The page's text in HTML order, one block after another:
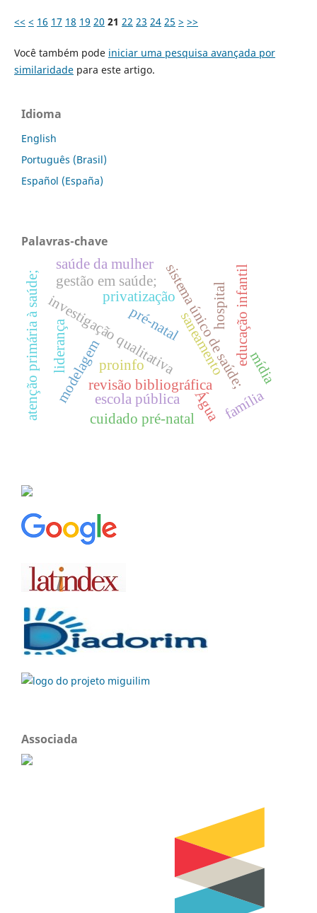
<< < 16 17 18 19 20 21 22 23 24 25 > >>
Você também pode iniciar uma pesquisa avançada por
similaridadepara este artigo.
Idioma
English
Português (Brasil)
Español (España)
Palavras-chave
investigação qualitativasaneamento
sistema único de saúde;
educação infantil
revisão bibliográfica
modelagem
privatização
Água
gestão em saúde;
mídia
proinfo
escola pública
atenção primária à saúde;
saúde da mulher
liderança
hospital
pré-natal
família
cuidado pré-natal
Associada